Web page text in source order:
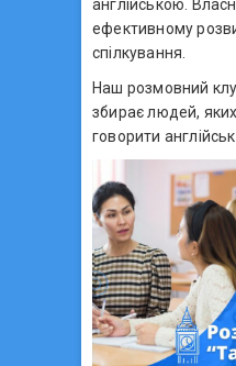
англійською.
ефективному
спілкування.
Наш розмовний
збирає людей,
говорити